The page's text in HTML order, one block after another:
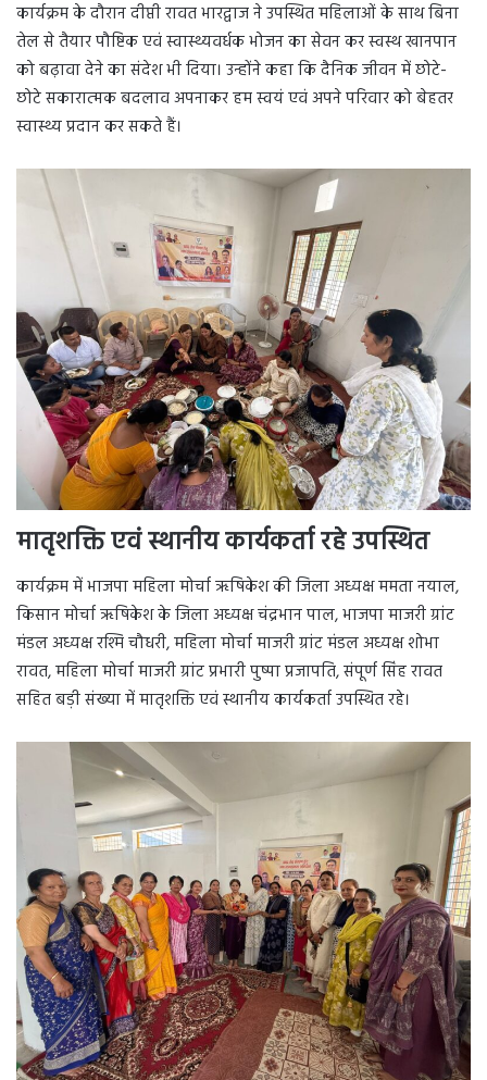
कार्यक्रम के दौरान दीप्ती रावत भारद्वाज ने उपस्थित महिलाओं के साथ बिना
तेल से तैयार पौष्टिक एवं स्वास्थ्यवर्धक भोजन का सेवन कर स्वस्थ खानपान
को बढ़ावा देने का संदेश भी दिया। उन्होंने कहा कि दैनिक जीवन में छोटे-
छोटे सकारात्मक बदलाव अपनाकर हम स्वयं एवं अपने परिवार को बेहतर
स्वास्थ्य प्रदान कर सकते हैं।
मातृशक्ति एवं स्थानीय कार्यकर्ता रहे उपस्थित
कार्यक्रम में भाजपा महिला मोर्चा ऋषिकेश की जिला अध्यक्ष ममता नयाल,
किसान मोर्चा ऋषिकेश के जिला अध्यक्ष चंद्रभान पाल, भाजपा माजरी ग्रांट
मंडल अध्यक्ष रश्मि चौधरी, महिला मोर्चा माजरी ग्रांट मंडल अध्यक्ष शोभा
रावत, महिला मोर्चा माजरी ग्रांट प्रभारी पुष्पा प्रजापति, संपूर्ण सिंह रावत
सहित बड़ी संख्या में मातृशक्ति एवं स्थानीय कार्यकर्ता उपस्थित रहे।